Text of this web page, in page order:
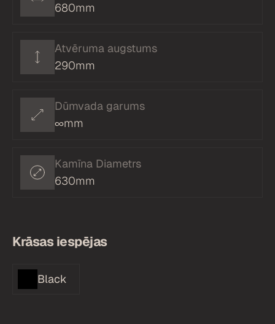
680mm
Atvēruma augstums
290mm
Dūmvada garums
∞mm
Kamīna Diametrs
630mm
Krāsas iespējas
Black